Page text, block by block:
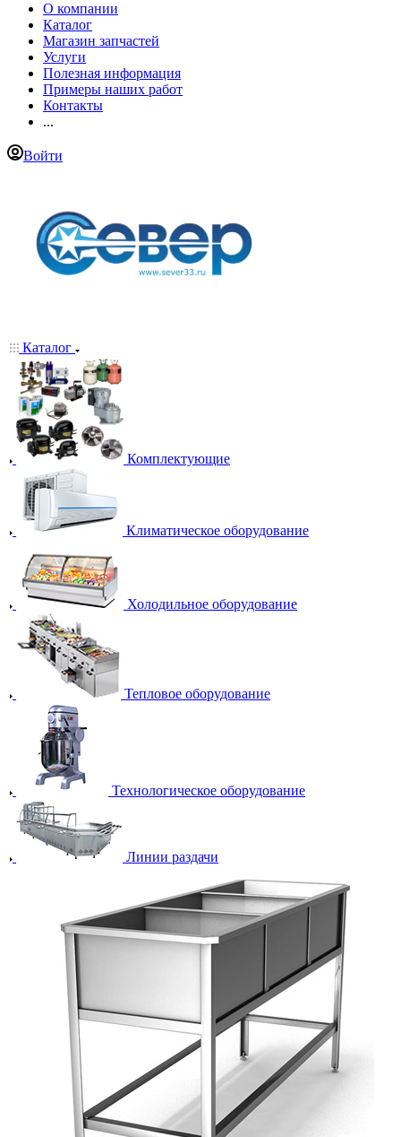
О компании
Каталог
Магазин запчастей
Услуги
Полезная информация
Примеры наших работ
Контакты
...
Войти
Каталог
Комплектующие
Климатическое оборудование
Холодильное оборудование
Тепловое оборудование
Технологическое оборудование
Линии раздачи